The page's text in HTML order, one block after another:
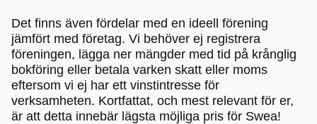
Det finns även fördelar med en ideell förening
jämfört med företag. Vi behöver ej registrera
föreningen, lägga ner mängder med tid på krånglig
bokföring eller betala varken skatt eller moms
eftersom vi ej har ett vinstintresse för
verksamheten. Kortfattat, och mest relevant för er,
är att detta innebär lägsta möjliga pris för Swea!